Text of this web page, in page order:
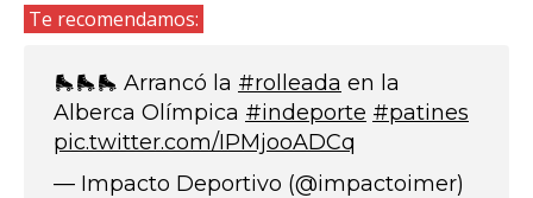
Te recomendamos:
🛼🛼🛼 Arrancó la #rolleada en la
Alberca Olímpica #indeporte #patines
pic.twitter.com/IPMjooADCq
— Impacto Deportivo (@impactoimer)